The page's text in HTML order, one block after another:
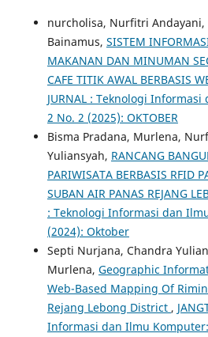
nurcholisa, Nurfitri
Bainamus, SISTEM
MAKANAN DAN MINUMAN
CAFE TITIK AWAL BERBASIS
JURNAL : Teknologi
2 No. 2 (2025): OKTOBER
Bisma Pradana, Murlena,
Yuliansyah, RANCANG
PARIWISATA BERBASIS RFID
SUBAN AIR PANAS REJANG
: Teknologi Informasi dan
(2024): Oktober
Septi Nurjana, Chandra
Murlena, Geographic
Web-Based Mapping Of
Rejang Lebong District ,
Informasi dan Ilmu